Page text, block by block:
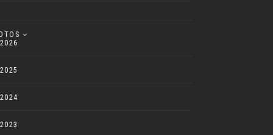
2026
2025
2024
2023